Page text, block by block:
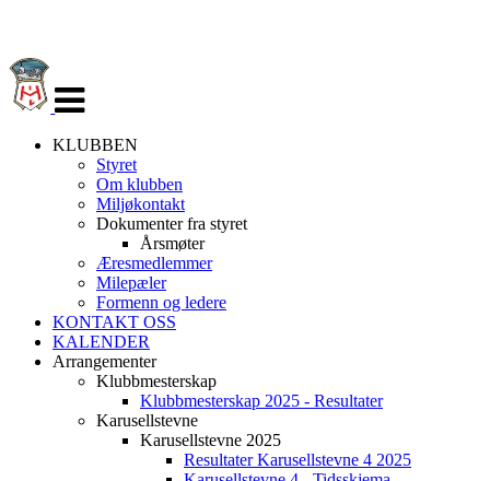
navigasjon
KLUBBEN
Styret
Om klubben
Miljøkontakt
Dokumenter fra styret
Årsmøter
Æresmedlemmer
Milepæler
Formenn og ledere
KONTAKT OSS
KALENDER
Arrangementer
Klubbmesterskap
Klubbmesterskap 2025 - Resultater
Karusellstevne
Karusellstevne 2025
Resultater Karusellstevne 4 2025